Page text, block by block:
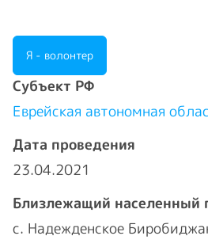
Я - волонтер
Cубъект РФ
Еврейская автономная
Дата проведения
23.04.2021
Близлежащий населенный
с. Надежденское